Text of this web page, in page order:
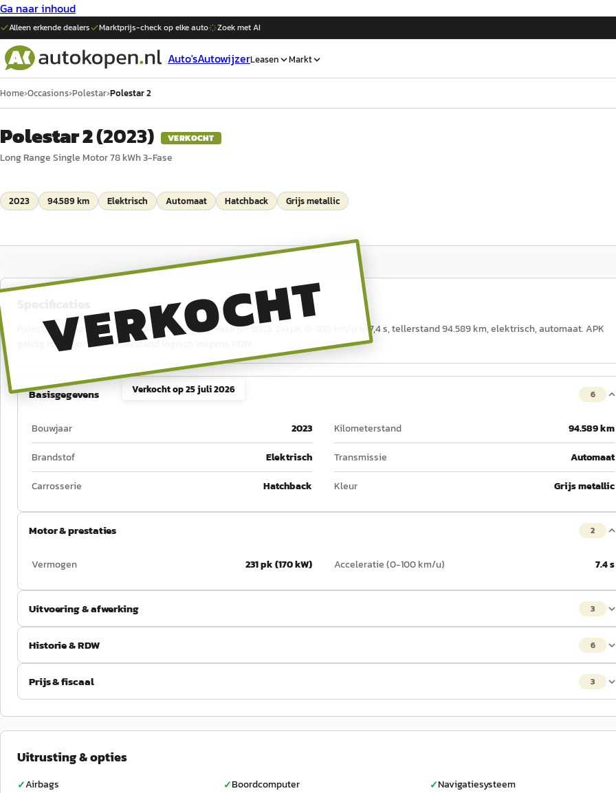
Ga naar inhoud
Alleen erkende dealers Marktprijs-check op elkeauto Zoek met AI
Auto'sAutowijzerLeasen Markt
Home›Occasions›Polestar›Polestar 2
Polestar 2(2023) VERKOCHT
Long Range Single Motor 78 kWh 3-Fase
2023 94.589 km Elektrisch Automaat Hatchback Grijs metallic
VERKOCHT
Verkocht op25 juli 2026
Polestar 2 Long Range Single Motor 78 kWh 3-Fase uit 2023, 231 pk, 0–100 km/u in 7,4 s, tellerstand 94.589 km, elektrisch, automaat. APK
geldig tot 8 juni 2027, tellerstand logisch volgens RDW.
Basisgegevens 6
Bouwjaar 2023 Kilometerstand
94.589 km
Brandstof
Elektrisch Transmissie
Automaat
Carrosserie
Hatchback Kleur Grijs metallic
Motor & prestaties 2
Vermogen 231 pk (170 kW) Acceleratie (0-100 km/u) 7.4 s
Uitvoering & afwerking 3
Historie & RDW 6
Prijs & fiscaal 3
Uitrusting & opties
✓Airbags ✓Boordcomputer ✓Navigatiesysteem